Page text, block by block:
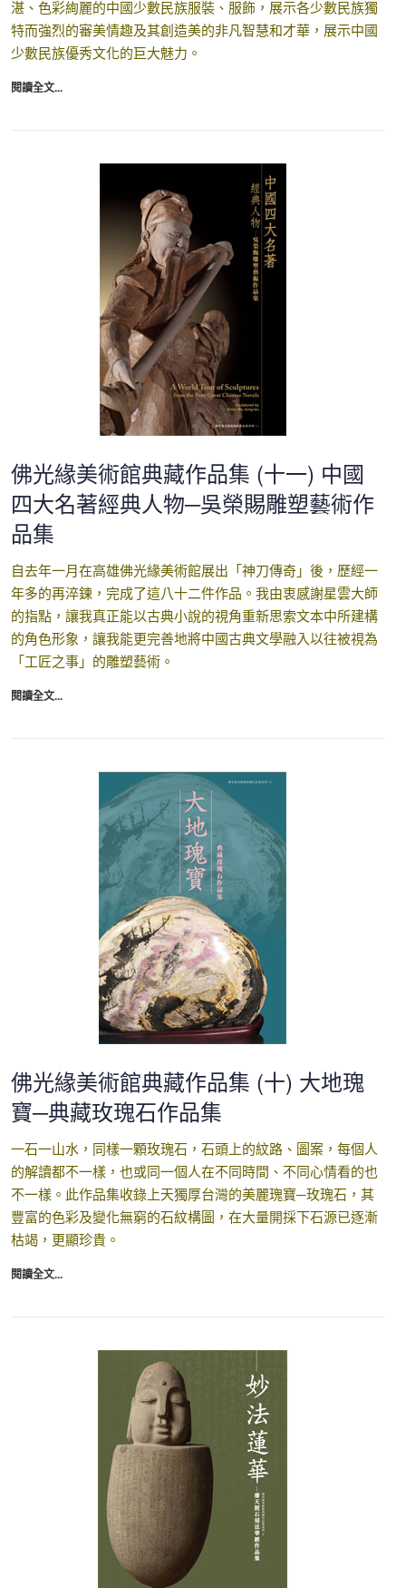
湛、色彩絢麗的中國少數民族服裝、服飾，展示各少數民族獨
特而強烈的審美情趣及其創造美的非凡智慧和才華，展示中國
少數民族優秀文化的巨大魅力。
閱讀全文...
佛光緣美術館典藏作品集 (十一) 中國
四大名著經典人物─吳榮賜雕塑藝術作
品集
自去年一月在高雄佛光緣美術館展出「神刀傳奇」後，歷經一
年多的再淬鍊，完成了這八十二件作品。我由衷感謝星雲大師
的指點，讓我真正能以古典小說的視角重新思索文本中所建構
的角色形象，讓我能更完善地將中國古典文學融入以往被視為
「工匠之事」的雕塑藝術。
閱讀全文...
佛光緣美術館典藏作品集 (十) 大地瑰
寶─典藏玫瑰石作品集
一石一山水，同樣一顆玫瑰石，石頭上的紋路、圖案，每個人
的解讀都不一樣，也或同一個人在不同時間、不同心情看的也
不一樣。此作品集收錄上天獨厚台灣的美麗瑰寶─玫瑰石，其
豐富的色彩及變化無窮的石紋構圖，在大量開採下石源已逐漸
枯竭，更顯珍貴。
閱讀全文...